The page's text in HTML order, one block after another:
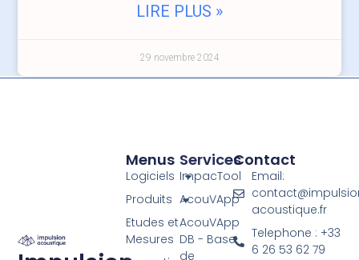
LIRE PLUS »
29 novembre 2024
Services
ImpacTool
AcouVApp
AcouVApp
DB - Base
de
Menus
Logiciels
Produits
Etudes et
Mesures
Contact
Email:
acoustique.fr
Telephone : +33
6 26 53 62 79